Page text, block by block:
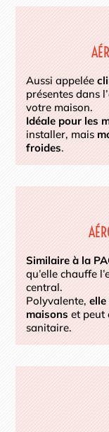
Aussi appelée
présentes dans
votre maison.
Idéale pour les
installer, mais
froides.
Similaire à la
qu’elle chauffe
central.
Polyvalente,
maisons et peut
sanitaire.